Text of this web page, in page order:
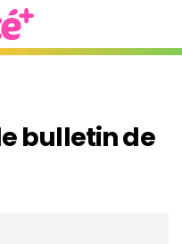
bulletin de